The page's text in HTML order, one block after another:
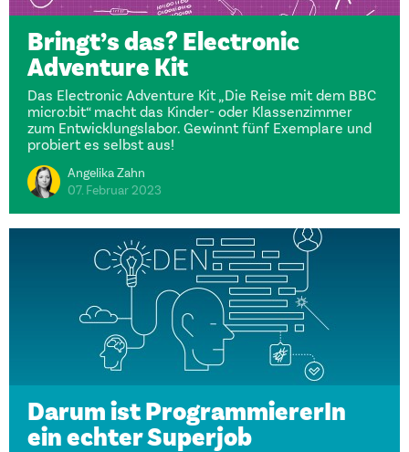
Bringt’s das? Electronic
Adventure Kit
Das Electronic Adventure Kit „Die Reise mit dem BBC
micro:bit“ macht das Kinder- oder Klassenzimmer
zum Entwicklungslabor. Gewinnt fünf Exemplare und
probiert es selbst aus!
Angelika Zahn
07. Februar 2023
Darum ist ProgrammiererIn
ein echter Superjob